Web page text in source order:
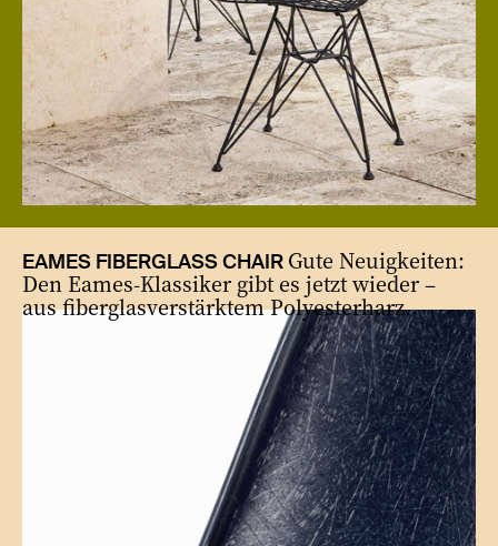
EAMES FIBERGLASS CHAIR Gute Neuigkeiten:
Den Eames-Klassiker gibt es jetzt wieder –
aus fiberglasverstärktem Polyesterharz.